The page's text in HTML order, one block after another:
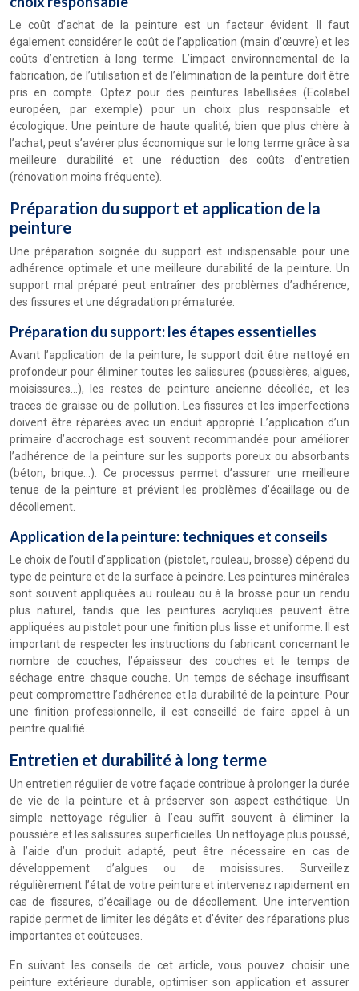
Le coût d’achat de la peinture est un facteur évident. Il faut
également considérer le coût de l’application (main d’œuvre) et les
coûts d’entretien à long terme. L’impact environnemental de la
fabrication, de l’utilisation et de l’élimination de la peinture doit être
pris en compte. Optez pour des peintures labellisées (Ecolabel
européen, par exemple) pour un choix plus responsable et
écologique. Une peinture de haute qualité, bien que plus chère à
l’achat, peut s’avérer plus économique sur le long terme grâce à sa
meilleure durabilité et une réduction des coûts d’entretien
(rénovation moins fréquente).
Préparation du support et application de la
peinture
Une préparation soignée du support est indispensable pour une
adhérence optimale et une meilleure durabilité de la peinture. Un
support mal préparé peut entraîner des problèmes d’adhérence,
des fissures et une dégradation prématurée.
Préparation du support: les étapes essentielles
Avant l’application de la peinture, le support doit être nettoyé en
profondeur pour éliminer toutes les salissures (poussières, algues,
moisissures…), les restes de peinture ancienne décollée, et les
traces de graisse ou de pollution. Les fissures et les imperfections
doivent être réparées avec un enduit approprié. L’application d’un
primaire d’accrochage est souvent recommandée pour améliorer
l’adhérence de la peinture sur les supports poreux ou absorbants
(béton, brique…). Ce processus permet d’assurer une meilleure
tenue de la peinture et prévient les problèmes d’écaillage ou de
décollement.
Application de la peinture: techniques et conseils
Le choix de l’outil d’application (pistolet, rouleau, brosse) dépend du
type de peinture et de la surface à peindre. Les peintures minérales
sont souvent appliquées au rouleau ou à la brosse pour un rendu
plus naturel, tandis que les peintures acryliques peuvent être
appliquées au pistolet pour une finition plus lisse et uniforme. Il est
important de respecter les instructions du fabricant concernant le
nombre de couches, l’épaisseur des couches et le temps de
séchage entre chaque couche. Un temps de séchage insuffisant
peut compromettre l’adhérence et la durabilité de la peinture. Pour
une finition professionnelle, il est conseillé de faire appel à un
peintre qualifié.
Entretien et durabilité à long terme
Un entretien régulier de votre façade contribue à prolonger la durée
de vie de la peinture et à préserver son aspect esthétique. Un
simple nettoyage régulier à l’eau suffit souvent à éliminer la
poussière et les salissures superficielles. Un nettoyage plus poussé,
à l’aide d’un produit adapté, peut être nécessaire en cas de
développement d’algues ou de moisissures. Surveillez
régulièrement l’état de votre peinture et intervenez rapidement en
cas de fissures, d’écaillage ou de décollement. Une intervention
rapide permet de limiter les dégâts et d’éviter des réparations plus
importantes et coûteuses.
En suivant les conseils de cet article, vous pouvez choisir une
peinture extérieure durable, optimiser son application et assurer